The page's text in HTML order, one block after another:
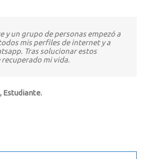
y un grupo de personas empezó a
mis perfiles de internet y a
Tras solucionar estos
mi vida.
Estudiante.